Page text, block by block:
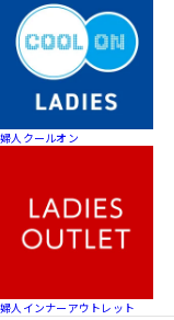
婦人クールオン
婦人インナーアウトレット